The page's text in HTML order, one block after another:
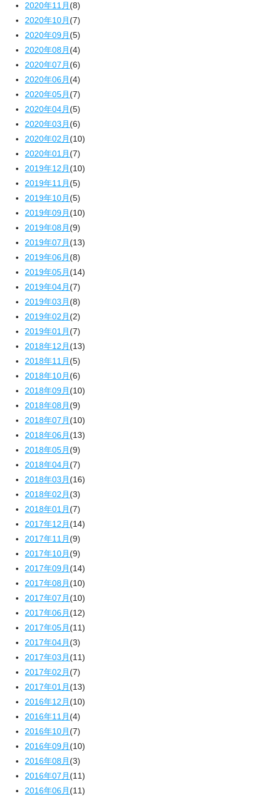
2020年11月(8)
2020年10月(7)
2020年09月(5)
2020年08月(4)
2020年07月(6)
2020年06月(4)
2020年05月(7)
2020年04月(5)
2020年03月(6)
2020年02月(10)
2020年01月(7)
2019年12月(10)
2019年11月(5)
2019年10月(5)
2019年09月(10)
2019年08月(9)
2019年07月(13)
2019年06月(8)
2019年05月(14)
2019年04月(7)
2019年03月(8)
2019年02月(2)
2019年01月(7)
2018年12月(13)
2018年11月(5)
2018年10月(6)
2018年09月(10)
2018年08月(9)
2018年07月(10)
2018年06月(13)
2018年05月(9)
2018年04月(7)
2018年03月(16)
2018年02月(3)
2018年01月(7)
2017年12月(14)
2017年11月(9)
2017年10月(9)
2017年09月(14)
2017年08月(10)
2017年07月(10)
2017年06月(12)
2017年05月(11)
2017年04月(3)
2017年03月(11)
2017年02月(7)
2017年01月(13)
2016年12月(10)
2016年11月(4)
2016年10月(7)
2016年09月(10)
2016年08月(3)
2016年07月(11)
2016年06月(11)